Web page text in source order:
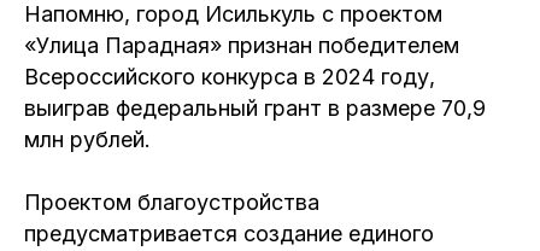
Напомню, город Исилькуль с проектом
«Улица Парадная» признан победителем
Всероссийского конкурса в 2024 году,
выиграв федеральный грант в размере 70,9
млн рублей.
Проектом благоустройства
предусматривается создание единого